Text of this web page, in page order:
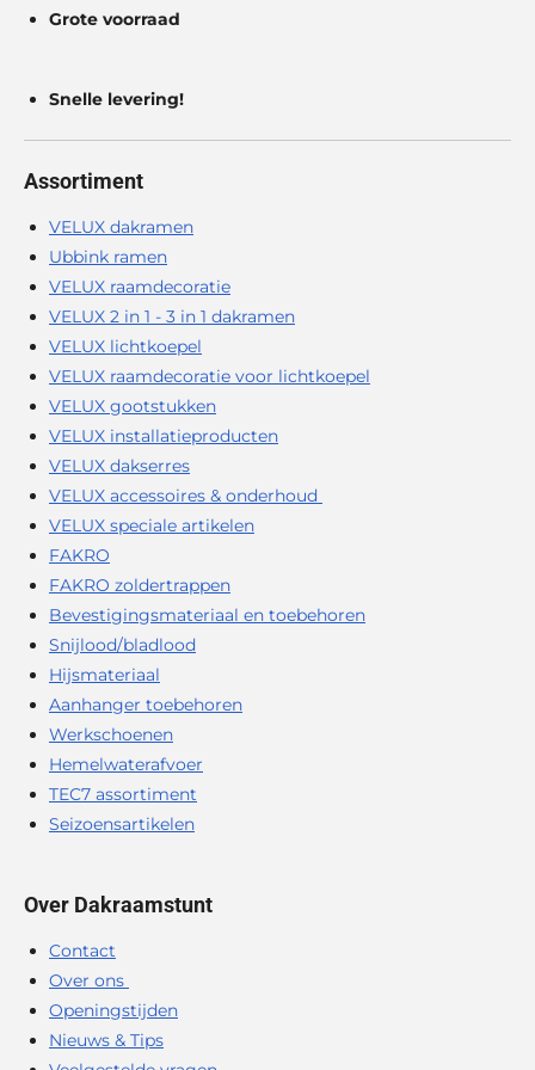
Grote voorraad
Snelle levering!
Assortiment
VELUX dakramen
Ubbink ramen
VELUX raamdecoratie
VELUX 2 in 1 - 3 in 1 dakramen
VELUX lichtkoepel
VELUX raamdecoratie voor lichtkoepel
VELUX gootstukken
VELUX installatieproducten
VELUX dakserres
VELUX accessoires & onderhoud
VELUX speciale artikelen
FAKRO
FAKRO zoldertrappen
Bevestigingsmateriaal en toebehoren
Snijlood/bladlood
Hijsmateriaal
Aanhanger toebehoren
Werkschoenen
Hemelwaterafvoer
TEC7 assortiment
Seizoensartikelen
Over Dakraamstunt
Contact
Over ons
Openingstijden
Nieuws & Tips